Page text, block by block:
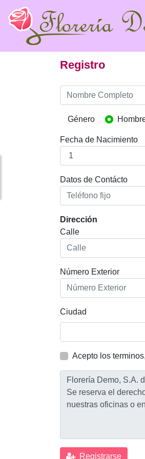
Registro
Género
Fecha de Nacimiento
Datos de Contácto
Dirección
Calle
Número Exterior
Ciudad
Acepto los
Registrarse